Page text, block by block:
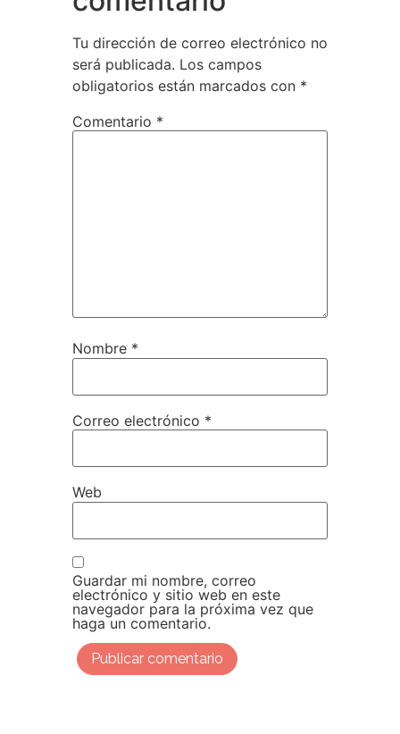
Tu dirección de correo electrónico no
será publicada. Los campos
obligatorios están marcados con *
Comentario *
Nombre *
Correo electrónico *
Web
Guardar mi nombre, correo
electrónico y sitio web en este
navegador para la próxima vez que
haga un comentario.